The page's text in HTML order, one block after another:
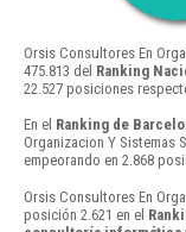
Orsis Consultores En
475.813 del Ranking
22.527 posiciones
En el Ranking de
Organizacion Y Sistemas
empeorando en 2.868
Orsis Consultores En
posición 2.621 en el